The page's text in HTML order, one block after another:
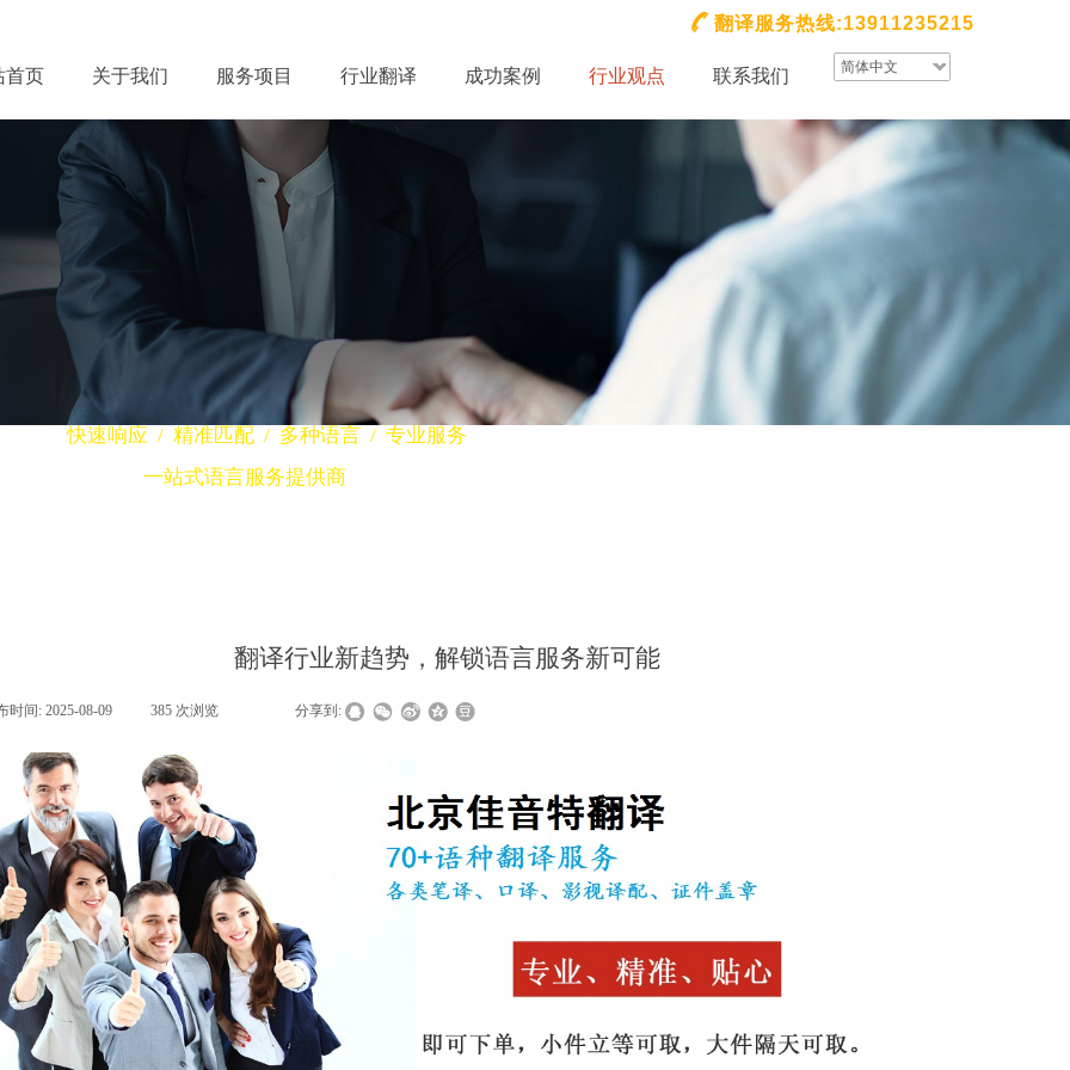
翻译服务热线:13911235215
首页 关于我们 服务项目 行业翻译 成功案例 行业观点 联系我们 简体中文
笔译、高级口译、特色翻译、设备租赁
携手佳音特合作共赢
快速响应 / 精准匹配 / 多种语言 / 专业服务
一站式语言服务提供商
翻译行业新趋势，解锁语言服务新可能
时间: 2025-08-09 385 次浏览 分享到: